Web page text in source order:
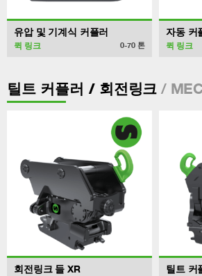
유압 및 기계식 커플러
퀵 링크 0-70 톤
자동 커
퀵 링크
틸트 커플러 / 회전링크 /
회전링크 들 XR 틸트 커